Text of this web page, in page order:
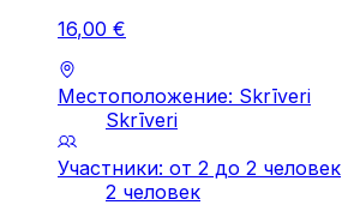
16,00 €
Местоположение: Skrīveri
Skrīveri
Участники: от 2 до 2 человек
2 человек